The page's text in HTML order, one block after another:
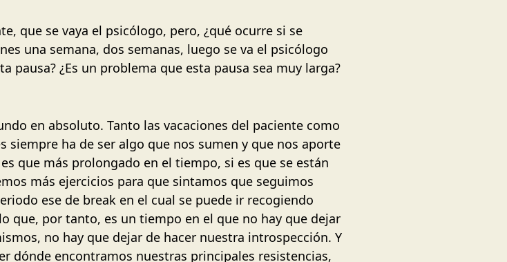
que se vaya el psicólogo, pero, ¿qué ocurre si se
una semana, dos semanas, luego se va el psicólogo
¿Es un problema que esta pausa sea muy larga?
en absoluto. Tanto las vacaciones del paciente como
siempre ha de ser algo que nos sumen y que nos aporte
que más prolongado en el tiempo, si es que se están
más ejercicios para que sintamos que seguimos
ese de break en el cual se puede ir recogiendo
que, por tanto, es un tiempo en el que no hay que dejar
no hay que dejar de hacer nuestra introspección. Y
dónde encontramos nuestras principales resistencias,